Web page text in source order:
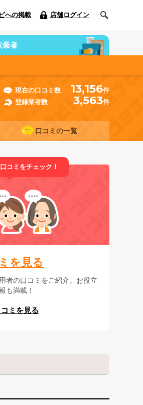
への掲載 店舗ログイン
業者
現在の口コミ数 13,156件
登録業者数
3,563件
口コミの一覧
コミをチェック！
を見る
者の口コミをご紹介。お役立
も満載！
ミを見る